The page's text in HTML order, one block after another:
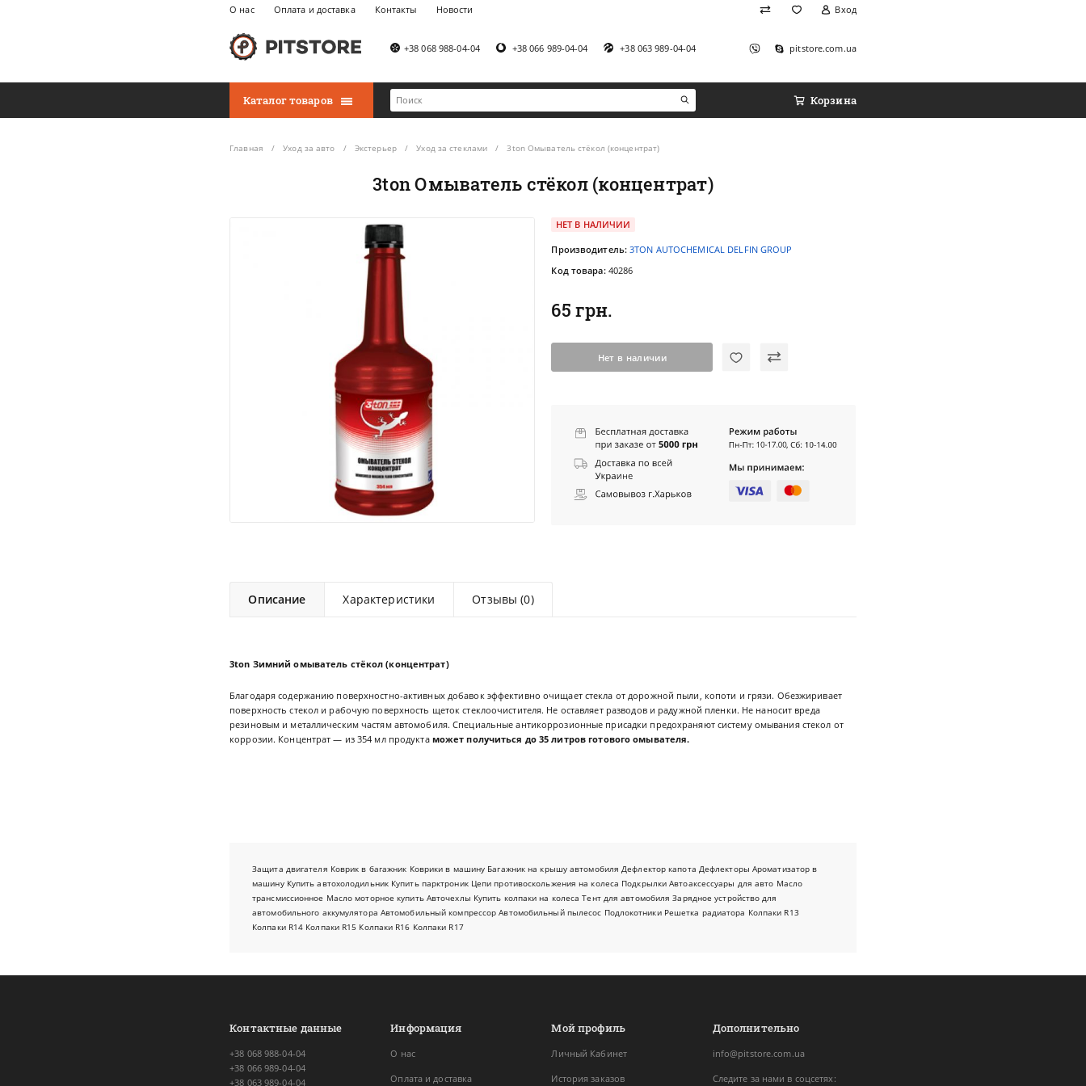
О нас Оплата и доставка Контакты Новости Вход
+38 068 988-04-04 +38 066 989-04-04 +38 063 989-04-04 pitstore.com.ua
Каталог товаров Корзина
Главная Уход за авто Экстерьер Уход за стеклами 3ton Омыватель стёкол (концентрат)
3ton Омыватель стёкол (концентрат)
НЕТ В НАЛИЧИИ
Производитель:3TON AUTOCHEMICAL DELFIN GROUP
Код товара: 40286
65 грн.
Нет в наличии
Описание Характеристики Отзывы (0)
3ton Зимний омыватель стёкол (концентрат)
Благодаря содержанию поверхностно-активных добавок эффективно очищает стекла от дорожной пыли, копоти и грязи. Обезжиривает
поверхность стекол и рабочую поверхность щеток стеклоочистителя. Не оставляет разводов и радужной пленки. Не наносит вреда
резиновым и металлическим частям автомобиля. Специальные антикоррозионные присадки предохраняют систему омывания стекол от
коррозии. Концентрат — из 354 мл продукта может получиться до 35 литров готового омывателя.
Защита двигателя Коврик в багажник Коврики в машину Багажник на крышу автомобиля Дефлектор капота Дефлекторы Ароматизатор в
машину Купить автохолодильник Купить парктроник Цепи противоскольжения на колеса Подкрылки Автоаксессуары для авто Масло
трансмиссионное Масло моторное купить Авточехлы Купить колпаки на колеса Тент для автомобиля Зарядное устройство для
автомобильного аккумулятора Автомобильный компрессор Автомобильный пылесос Подлокотники Решетка радиатора Колпаки R13
Колпаки R14 Колпаки R15 Колпаки R16 Колпаки R17
Контактные данные
+38 068 988-04-04
+38 066 989-04-04
+38 063 989-04-04
Информация
О нас
Оплата и доставка
Мой профиль
Личный Кабинет
История заказов
Дополнительно
info@pitstore.com.ua
Следите за нами в соцсетях: